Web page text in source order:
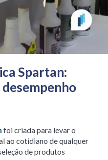
Spartan:
foi criada para levar o
ao cotidiano de qualquer
de produtos